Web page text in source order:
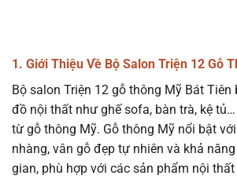
1. Giới Thiệu Về Bộ Salon Triện 12 Gỗ
Bộ salon Triện 12 gỗ thông Mỹ Bát Tiên
đồ nội thất như ghế sofa, bàn trà, kệ
từ gỗ thông Mỹ. Gỗ thông Mỹ nổi bật
nhàng, vân gỗ đẹp tự nhiên và khả
gian, phù hợp với các sản phẩm nội